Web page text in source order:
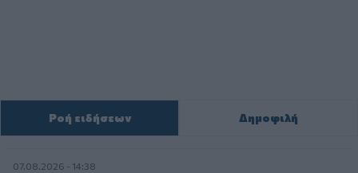
Ροή ειδήσεων Δημοφιλή
07.08.2026 - 14:38